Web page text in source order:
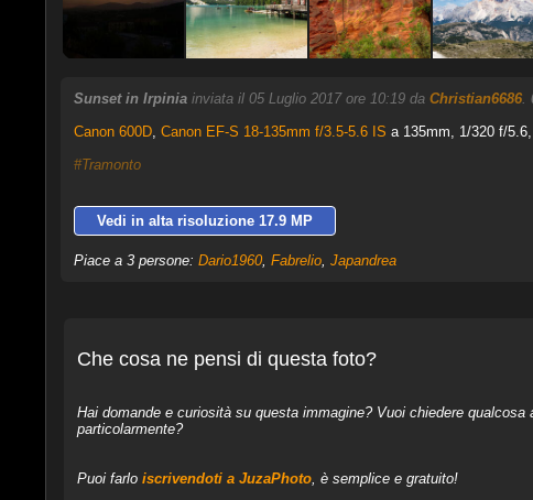
Sunset in Irpinia inviata il 05 Luglio 2017 ore 10:19 da Christian6686.
Canon 600D, Canon EF-S 18-135mm f/3.5-5.6 IS a 135mm, 1/320 f/
#Tramonto
Vedi in alta risoluzione 17.9 MP
Piace a 3 persone: Dario1960, Fabrelio, Japandrea
Che cosa ne pensi di questa foto?
Hai domande e curiosità su questa immagine? Vuoi chiedere
particolarmente?
Puoi farlo iscrivendoti a JuzaPhoto, è semplice e gratuito!